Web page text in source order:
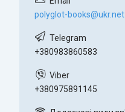
polyglot-books@ukr.net
+380983860583
+380975891145